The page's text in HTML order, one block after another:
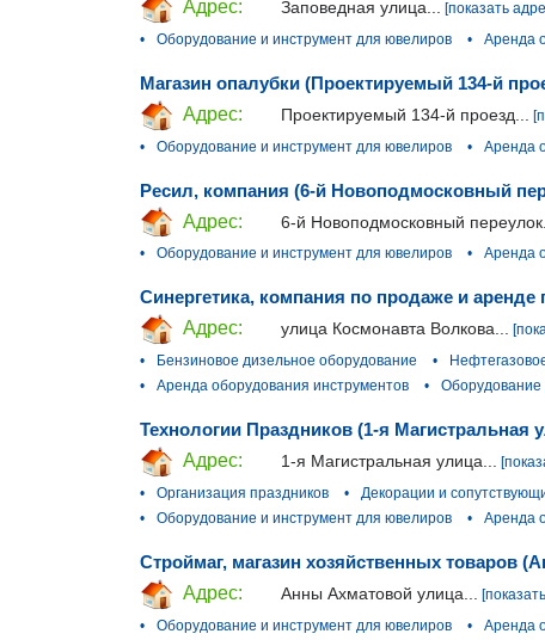
Адрес:
Заповедная улица...
[показать
•
Оборудование и инструмент для ювелиров • Аренда
Магазин опалубки (Проектируемый 134-й
Адрес:
Проектируемый 134-й проезд...
•
Оборудование и инструмент для ювелиров • Аренда
Ресил, компания (6-й Новоподмосковный
Адрес:
6-й Новоподмосковный
•
Оборудование и инструмент для ювелиров • Аренда
Синергетика, компания по продаже и
Адрес:
улица Космонавта Волкова...
•
Бензиновое дизельное оборудование •
•
Аренда оборудования инструментов • Оборудование
Технологии Праздников (1-я Магистральная
Адрес:
1-я Магистральная улица...
•
Организация праздников • Декорации и
•
Оборудование и инструмент для ювелиров • Аренда
Строймаг, магазин хозяйственных товаров
Адрес:
Анны Ахматовой улица...
•
Оборудование и инструмент для ювелиров • Аренда